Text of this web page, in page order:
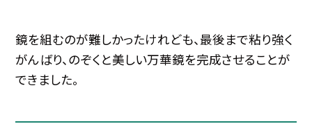
鏡を組むのが難しかったけれども、最後まで粘り強く
がんばり、のぞくと美しい万華鏡を完成させることが
できました。